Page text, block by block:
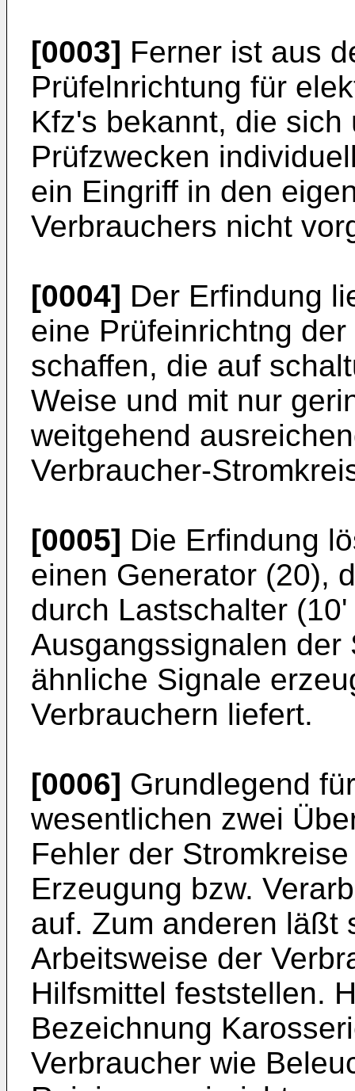
[0003] Ferner ist aus
Prüfelnrichtung für
Kfz's bekannt, die
Prüfzwecken
ein Eingriff in den
Verbrauchers nicht
[0004] Der Erfindung
eine Prüfeinrichtng
schaffen, die auf
Weise und mit nur
weitgehend
Verbraucher-
[0005] Die Erfindung
einen Generator (20),
durch Lastschalter
Ausgangssignalen der
ähnliche Signale
Verbrauchern liefert.
[0006] Grundlegend
wesentlichen zwei
Fehler der
Erzeugung bzw.
auf. Zum anderen läßt
Arbeitsweise der
Hilfsmittel feststellen.
Bezeichnung
Verbraucher wie